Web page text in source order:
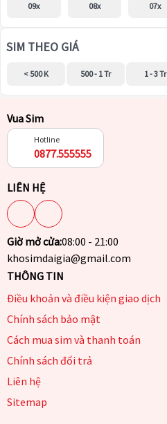
09x 08x 07x
SIM THEO GIÁ
< 500 K 500 - 1 Tr 1 - 3 Tr
Vua Sim
Hotline
0877.555555
LIÊN HỆ
Giờ mở cửa:08:00 - 21:00
khosimdaigia@gmail.com
THÔNG TIN
Điều khoản và điều kiện giao dịch
Chính sách bảo mật
Cách mua sim và thanh toán
Chính sách đổi trả
Liên hệ
Sitemap